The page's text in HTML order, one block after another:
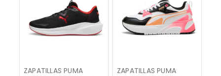
ZAPATILLAS PUMA
ZAPATILLAS PUMA